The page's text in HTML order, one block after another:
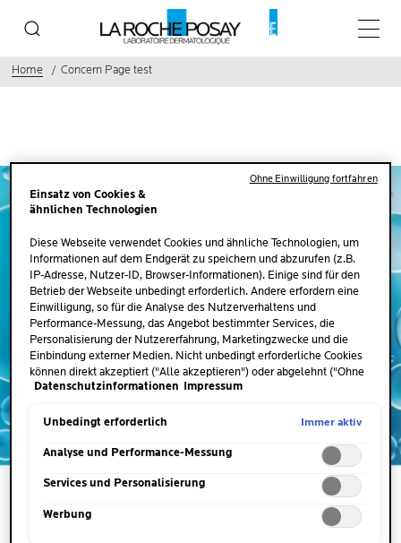
Home Concern Page test
NR.1 VON DERMATOLOGEN
EMPFOHLENE
HAUTPFLEGEMARKE
WELTWEIT*
IMPRESSUM
SPOTSCAN PLUS
Einsatz von Cookies &
ähnlichen Technologien
Diese Webseite verwendet Cookies und ähnliche Technologien, um
Informationen auf dem Endgerät zu speichern und abzurufen (z.B.
IP-Adresse, Nutzer-ID, Browser-Informationen). Einige sind für den
Betrieb der Webseite unbedingt erforderlich. Andere erfordern eine
Einwilligung, so für die Analyse des Nutzerverhaltens und
Performance-Messung, das Angebot bestimmter Services, die
Personalisierung der Nutzererfahrung, Marketingzwecke und die
Einbindung externer Medien. Nicht unbedingt erforderliche Cookies
können direkt akzeptiert ("Alle akzeptieren") oder abgelehnt ("Ohne
Einwilligung fortfahren") werden. Individuelle Anpassungen der
speichern"). Die Auswahl kann jederzeit unter dem Link "Cookie-
unsere Datenschutzinformationen.
Datenschutzinformationen Impressum
Unbedingt erforderlich Immer aktiv
Analyse und Performance-Messung
Services und Personalisierung
Werbung
Ohne Einwilligung fortfahren